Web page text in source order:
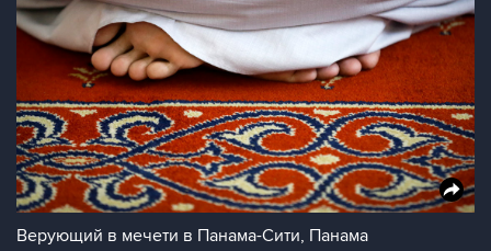
Верующий в мечети в Панама-Сити, Панама